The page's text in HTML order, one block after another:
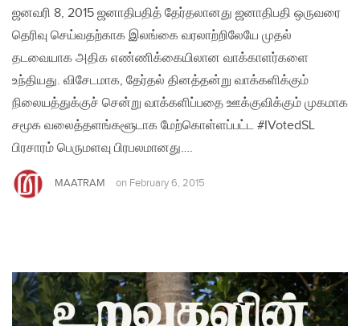
ஜனவரி 8, 2015 ஜனாதிபதித் தேர்தலானது ஜனாதிபதி ஒருவரை
தெரிவு செய்வதற்காக இலங்கை வரலாற்றிலேயே முதல்
தடவையாக அதிக எண்ணிக்கையிலான வாக்காளர்களை
உந்தியது. விசேடமாக, தேர்தல் தினத்தன்று வாக்களிக்கும்
நிலையத்துக்குச் சென்று வாக்களிப்பதை ஊக்குவிக்கும் முகமாக
சமூக வலைத்தளங்களூடாக மேற்கொள்ளப்பட்ட #IVotedSL
பிரசாரம் பெருமளவு பிரபலமானது….
MAATRAM on February 6, 2015